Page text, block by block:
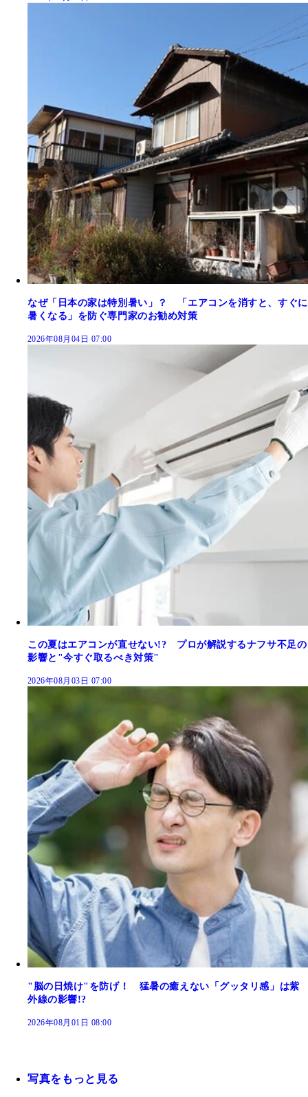
なぜ「日本の家は特別暑い」？ 「エアコンを消すと、すぐに
暑くなる」を防ぐ専門家のお勧め対策
2026年08月04日 07:00
この夏はエアコンが直せない!? プロが解説するナフサ不足の
影響と"今すぐ取るべき対策"
2026年08月03日 07:00
"脳の日焼け"を防げ！ 猛暑の癒えない「グッタリ感」は紫
外線の影響!?
2026年08月01日 08:00
写真をもっと見る